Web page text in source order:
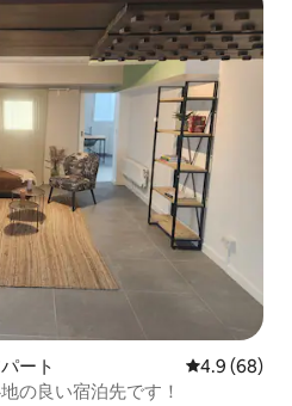
ート レビュー68
4.9 (68)
の良い宿泊先です！